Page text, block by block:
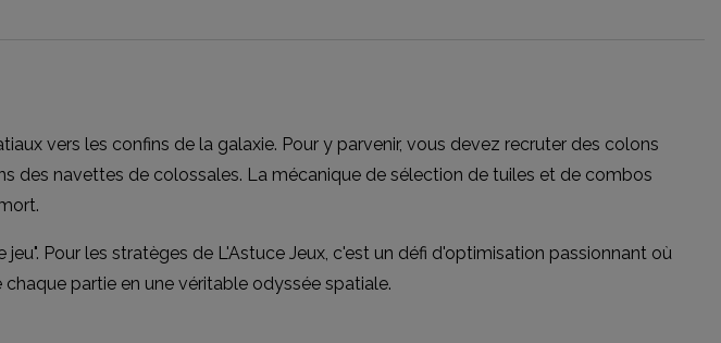
vers les confins de la galaxie. Pour y parvenir, vous devez recruter des colons
des navettes de colossales. La mécanique de sélection de tuiles et de combos
Pour les stratèges de L'Astuce Jeux, c'est un défi d'optimisation passionnant où
partie en une véritable odyssée spatiale.